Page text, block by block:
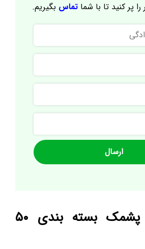
را پر کنید تا با شماتماس بگیریم.
قیمت تولید پشمک بسته بندی ۵۰